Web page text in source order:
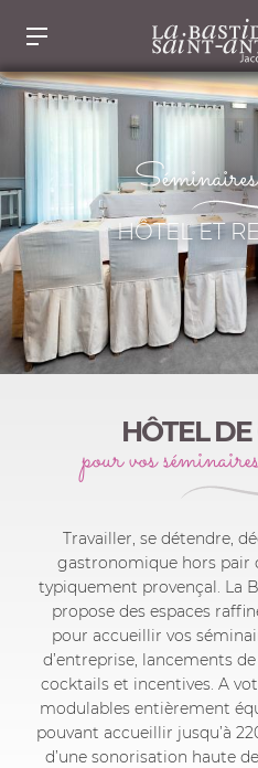
HÔTEL ET
HÔTEL
pour vos
Travailler, se détendre,
gastronomique hors pair
typiquement provençal. La
propose des espaces
pour accueillir vos
d’entreprise, lancements
cocktails et incentives. A
modulables entièrement
pouvant accueillir jusqu’à
d’une sonorisation haute